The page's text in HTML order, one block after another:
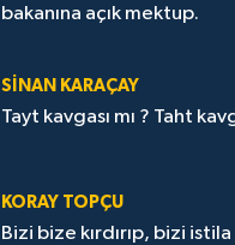
bakanına açık mektup.
SİNAN KARAÇAY
Tayt kavgası mı ? Taht
KORAY TOPÇU
Bizi bize kırdırıp, bizi